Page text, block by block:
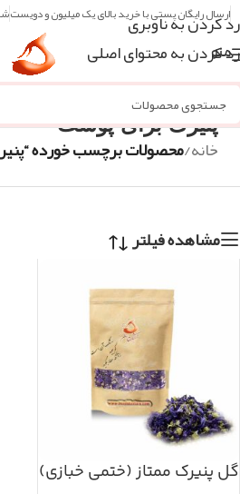
رد کردن به ناوبری
رد کردن به محتوای اصلی
ارسال رایگان پستی با خرید بالای یک میلیون و دویست
منو
پنیرک برای پوست
خانه/محصولات برچسب خورده
مشاهده فیلتر
گل پنیرک ممتاز (ختمی خبازی)